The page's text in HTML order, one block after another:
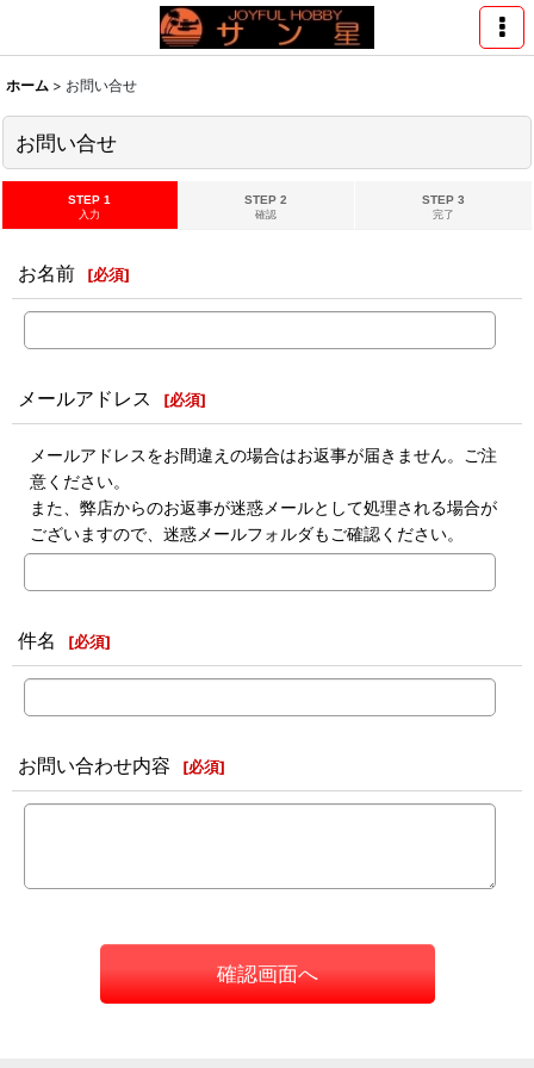
ホーム > お問い合せ
お問い合せ
STEP 1
入力
STEP 2
確認
STEP 3
完了
お名前 [必須]
メールアドレス [必須]
メールアドレスをお間違えの場合はお返事が届きません。ご注
意ください。
また、弊店からのお返事が迷惑メールとして処理される場合が
ございますので、迷惑メールフォルダもご確認ください。
件名 [必須]
お問い合わせ内容 [必須]
確認画面へ